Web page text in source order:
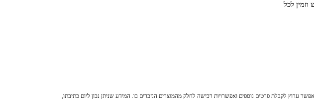
לכל
ערוץ לקבלת פרטים נוספים ואפשרויות רכישה לחלק מהמוצרים הנזכרים בו. המידע שניתן נכון ליום כתיבתו,